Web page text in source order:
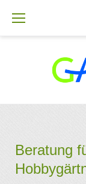
Inhalt
Beratung